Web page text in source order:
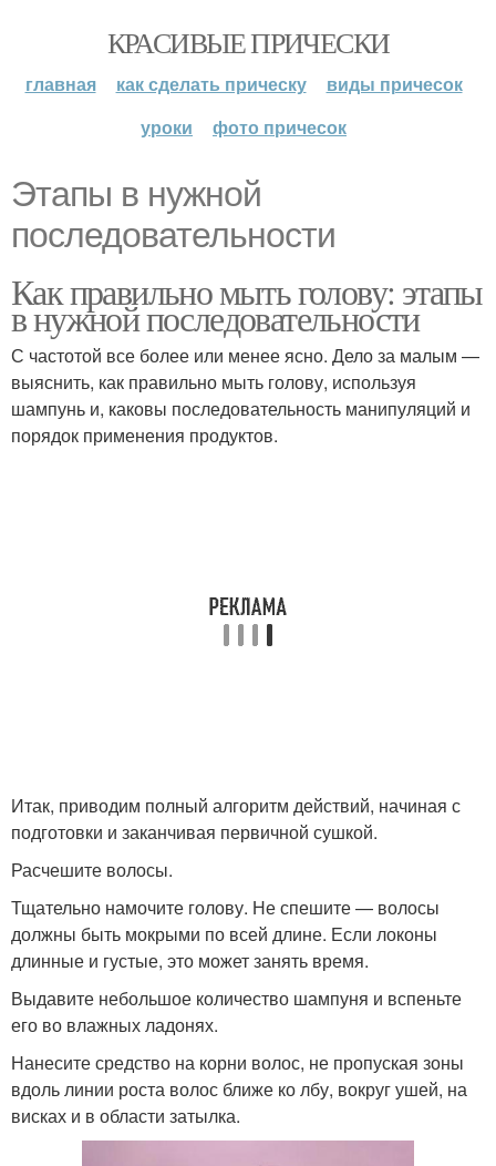
КРАСИВЫЕ ПРИЧЕСКИ
главная как сделать прическу
виды причесок
уроки
фото причесок
Этапы в нужной
последовательности
Как правильно мыть голову: этапы
в нужной последовательности
С частотой все более или менее ясно. Дело за малым —
выяснить, как правильно мыть голову, используя
шампунь и, каковы последовательность манипуляций и
порядок применения продуктов.
Итак, приводим полный алгоритм действий, начиная с
подготовки и заканчивая первичной сушкой.
Расчешите волосы.
Тщательно намочите голову. Не спешите — волосы
должны быть мокрыми по всей длине. Если локоны
длинные и густые, это может занять время.
Выдавите небольшое количество шампуня и вспеньте
его во влажных ладонях.
Нанесите средство на корни волос, не пропуская зоны
вдоль линии роста волос ближе ко лбу, вокруг ушей, на
висках и в области затылка.